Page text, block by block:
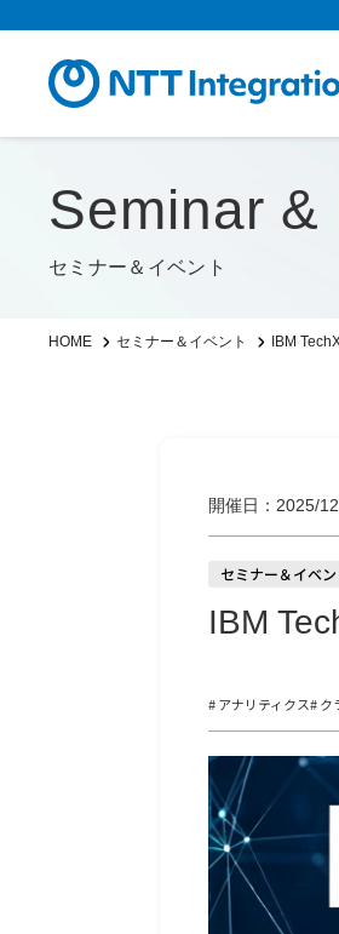
Seminar &
セミナー＆イベント
HOME セミナー＆イベント IBM
開催日：2025/
セミナー＆イベン
IBM
# アナリティクス# ク